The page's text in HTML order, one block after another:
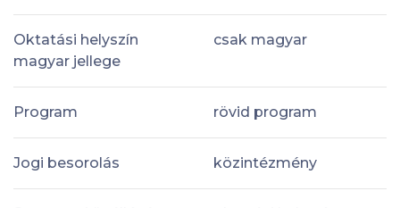
Oktatási helyszín
magyar jellege
csak magyar
Program rövid program
Jogi besorolás közintézmény